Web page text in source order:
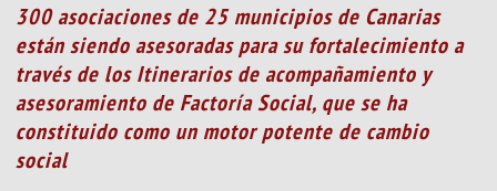
300 asociaciones de 25 municipios de Canarias
están siendo asesoradas para su fortalecimiento a
través de los Itinerarios de acompañamiento y
asesoramiento de Factoría Social, que se ha
constituido como un motor potente de cambio
social